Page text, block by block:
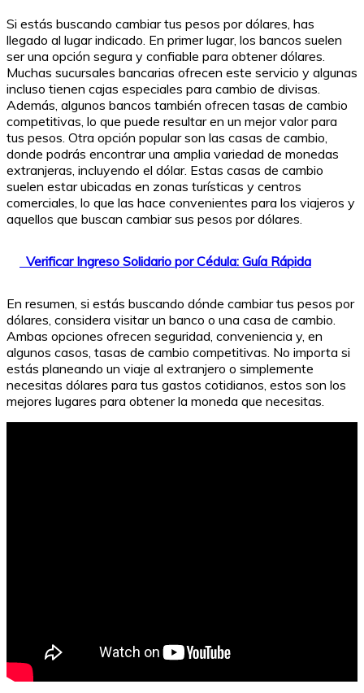
Si estás buscando cambiar tus pesos por dólares, has
llegado al lugar indicado. En primer lugar, los bancos suelen
ser una opción segura y confiable para obtener dólares.
Muchas sucursales bancarias ofrecen este servicio y algunas
incluso tienen cajas especiales para cambio de divisas.
Además, algunos bancos también ofrecen tasas de cambio
competitivas, lo que puede resultar en un mejor valor para
tus pesos. Otra opción popular son las casas de cambio,
donde podrás encontrar una amplia variedad de monedas
extranjeras, incluyendo el dólar. Estas casas de cambio
suelen estar ubicadas en zonas turísticas y centros
comerciales, lo que las hace convenientes para los viajeros y
aquellos que buscan cambiar sus pesos por dólares.
Verificar Ingreso Solidario por Cédula: Guía Rápida
En resumen, si estás buscando dónde cambiar tus pesos por
dólares, considera visitar un banco o una casa de cambio.
Ambas opciones ofrecen seguridad, conveniencia y, en
algunos casos, tasas de cambio competitivas. No importa si
estás planeando un viaje al extranjero o simplemente
necesitas dólares para tus gastos cotidianos, estos son los
mejores lugares para obtener la moneda que necesitas.